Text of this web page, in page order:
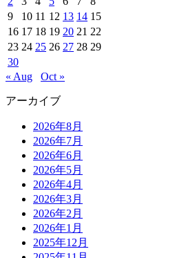
9
10 11 12 13 14 15
16 17 18 19 20 21 22
23 24 25 26 27 28 29
30
« Aug
Oct »
アーカイブ
2026年8月
2026年7月
2026年6月
2026年5月
2026年4月
2026年3月
2026年2月
2026年1月
2025年12月